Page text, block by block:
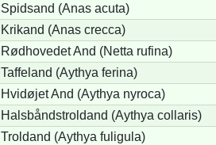
Spidsand (Anas acuta)
Krikand (Anas crecca)
Rødhovedet And (Netta rufina)
Taffeland (Aythya ferina)
Hvidøjet And (Aythya nyroca)
Halsbåndstroldand (Aythya collaris)
Troldand (Aythya fuligula)